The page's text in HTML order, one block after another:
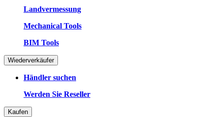
Landvermessung
Mechanical Tools
BIM Tools
Wiederverkäufer
Händler suchen
Werden Sie Reseller
Kaufen